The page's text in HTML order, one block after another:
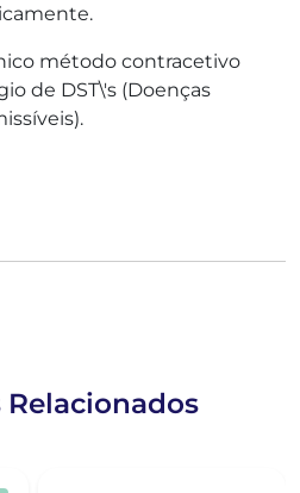
método contracetivo
de DST\'s (Doenças